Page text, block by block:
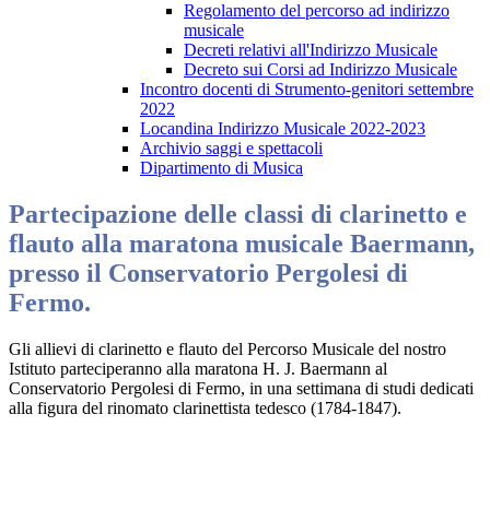
Regolamento del percorso ad indirizzo
musicale
Decreti relativi all'Indirizzo Musicale
Decreto sui Corsi ad Indirizzo Musicale
Incontro docenti di Strumento-genitori settembre
2022
Locandina Indirizzo Musicale 2022-2023
Archivio saggi e spettacoli
Dipartimento di Musica
Partecipazione delle classi di clarinetto e
flauto alla maratona musicale Baermann,
presso il Conservatorio Pergolesi di
Fermo.
Gli allievi di clarinetto e flauto del Percorso Musicale del nostro
Istituto parteciperanno alla maratona H. J. Baermann al
Conservatorio Pergolesi di Fermo, in una settimana di studi dedicati
alla figura del rinomato clarinettista tedesco (1784-1847).